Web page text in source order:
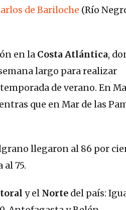
de Bariloche (Río
en la Costa Atlántica,
largo para realizar
de verano. En
que en Mar de las
llegaron al 86 por
al 75.
y el Nortedel país: